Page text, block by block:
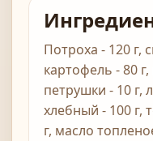
Потроха - 120 г,
картофель - 80
петрушки - 10 г,
хлебный - 100 г,
г, масло